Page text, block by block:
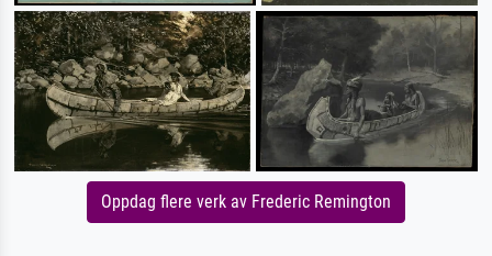
Oppdag flere verk av Frederic Remington